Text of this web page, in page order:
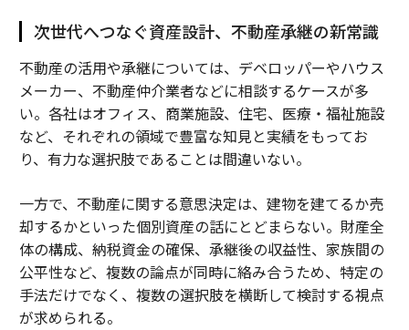
次世代へつなぐ資産設計、不動産承継の新常識
不動産の活用や承継については、デベロッパーやハウス
メーカー、不動産仲介業者などに相談するケースが多
い。各社はオフィス、商業施設、住宅、医療・福祉施設
など、それぞれの領域で豊富な知見と実績をもってお
り、有力な選択肢であることは間違いない。
一方で、不動産に関する意思決定は、建物を建てるか売
却するかといった個別資産の話にとどまらない。財産全
体の構成、納税資金の確保、承継後の収益性、家族間の
公平性など、複数の論点が同時に絡み合うため、特定の
手法だけでなく、複数の選択肢を横断して検討する視点
が求められる。